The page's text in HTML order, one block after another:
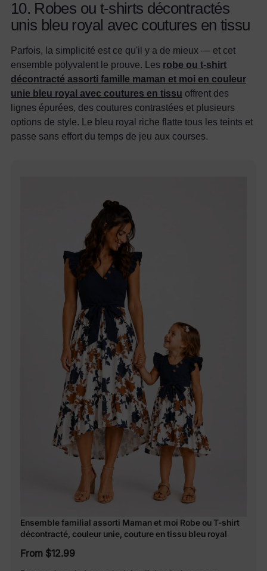
10. Robes ou t-shirts décontractés
unis bleu royal avec coutures en tissu
Parfois, la simplicité est ce qu'il y a de mieux — et cet
ensemble polyvalent le prouve. Les robe ou t-shirt
décontracté assorti famille maman et moi en couleur
unie bleu royal avec coutures en tissu offrent des
lignes épurées, des coutures contrastées et plusieurs
options de style. Le bleu royal riche flatte tous les teints et
passe sans effort du temps de jeu aux courses.
Ensemble familial assorti Maman et moi Robe ou T-shirt
décontracté, couleur unie, couture en tissu bleu royal
From $12.99